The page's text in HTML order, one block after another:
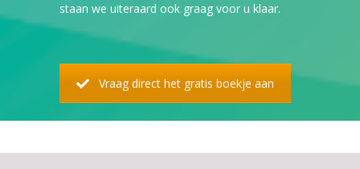
staan we uiteraard ook graag voor u klaar.
Vraag direct het gratis boekje aan